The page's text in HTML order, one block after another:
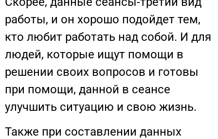
работы, и он хорошо подойдет тем,
кто любит работать над собой. И для
людей, которые ищут помощи в
решении своих вопросов и готовы
при помощи, данной в сеансе
улучшить ситуацию и свою жизнь.
Также при составлении данных